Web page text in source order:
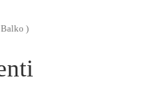
)